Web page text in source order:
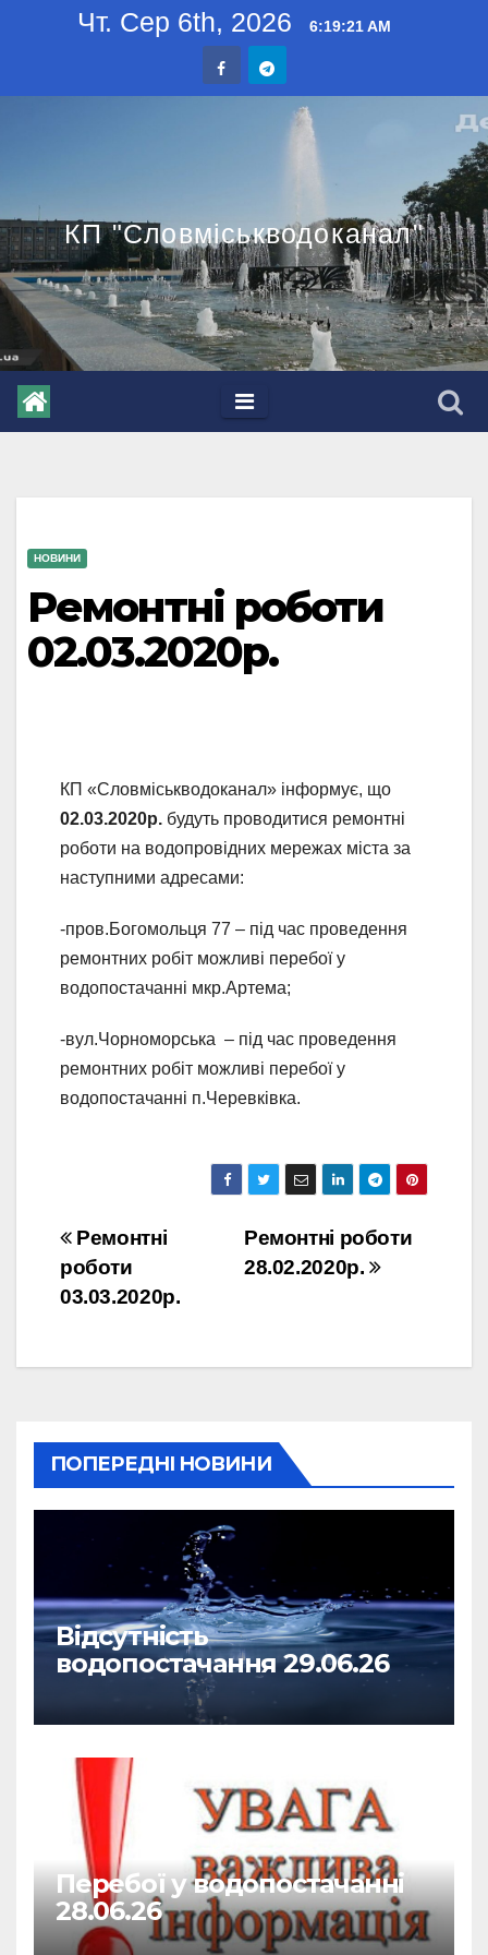
Чт. Сер 6th, 2026 6:19:22 AM
КП "Словміськводоканал"
НОВИНИ
Ремонтні роботи
02.03.2020р.
КП «Словміськводоканал» інформує, що
02.03.2020р. будуть проводитися ремонтні
роботи на водопровідних мережах міста за
наступними адресами:
-пров.Богомольця 77 – під час проведення
ремонтних робіт можливі перебої у
водопостачанні мкр.Артема;
-вул.Чорноморська – під час проведення
ремонтних робіт можливі перебої у
водопостачанні п.Черевківка.
Навігація
записів
Ремонтні роботи
28.02.2020р.
Ремонтні
роботи
03.03.2020р.
ПОПЕРЕДНІ НОВИНИ
Відсутність
водопостачання 29.06.26
Перебої у водопостачанні
28.06.26